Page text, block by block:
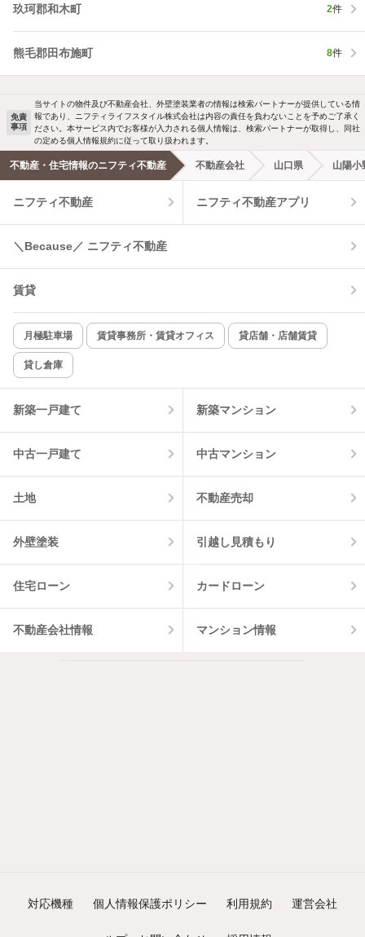
玖珂郡和木町 2件
熊毛郡田布施町 8件
免責
事項
当サイトの物件及び不動産会社、外壁塗装業者の情報は検索パートナーが提供している情
報であり、ニフティライフスタイル株式会社は内容の責任を負わないことを予めご了承く
ださい。本サービス内でお客様が入力される個人情報は、検索パートナーが取得し、同社
の定める個人情報規約に従って取り扱われます。
不動産・住宅情報のニフティ不動産 不動産会社 山口県 山陽小
ニフティ不動産 ニフティ不動産アプリ
＼Because／ ニフティ不動産
賃貸
月極駐車場 賃貸事務所・賃貸オフィス 貸店舗・店舗賃貸
貸し倉庫
新築一戸建て 新築マンション
中古一戸建て 中古マンション
土地 不動産売却
外壁塗装 引越し見積もり
住宅ローン カードローン
不動産会社情報 マンション情報
対応機種 個人情報保護ポリシー 利用規約 運営会社